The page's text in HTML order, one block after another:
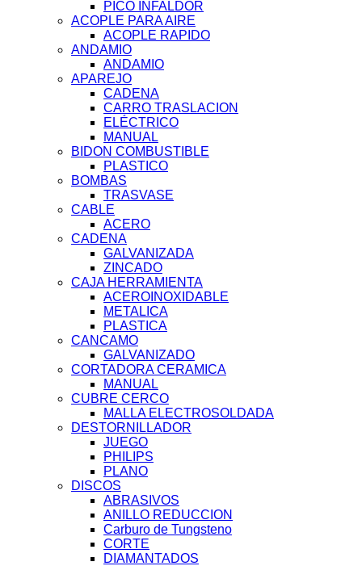
PICO INFALDOR
ACOPLE PARA AIRE
ACOPLE RAPIDO
ANDAMIO
ANDAMIO
APAREJO
CADENA
CARRO TRASLACION
ELÉCTRICO
MANUAL
BIDON COMBUSTIBLE
PLASTICO
BOMBAS
TRASVASE
CABLE
ACERO
CADENA
GALVANIZADA
ZINCADO
CAJA HERRAMIENTA
ACEROINOXIDABLE
METALICA
PLASTICA
CANCAMO
GALVANIZADO
CORTADORA CERAMICA
MANUAL
CUBRE CERCO
MALLA ELECTROSOLDADA
DESTORNILLADOR
JUEGO
PHILIPS
PLANO
DISCOS
ABRASIVOS
ANILLO REDUCCION
Carburo de Tungsteno
CORTE
DIAMANTADOS